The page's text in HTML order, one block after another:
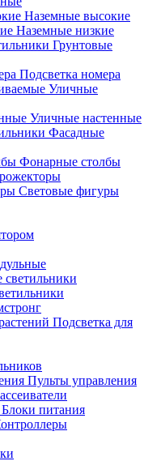
Наземные высокие
Наземные низкие
Грунтовые
Подсветка номера
Уличные
Уличные настенные
Фасадные
Фонарные столбы
Световые фигуры
Подсветка для
Пульты управления
Блоки питания